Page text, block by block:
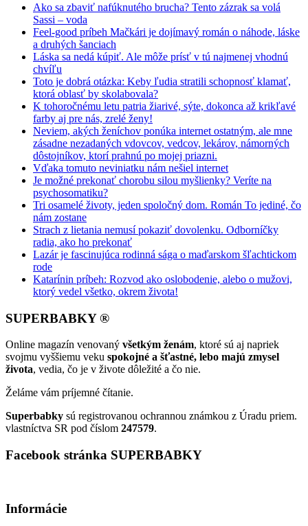
Ako sa zbaviť nafúknutého brucha? Tento zázrak sa volá
Sassi – voda
Feel-good príbeh Mačkári je dojímavý román o náhode, láske
a druhých šanciach
Láska sa nedá kúpiť. Ale môže prísť v tú najmenej vhodnú
chvíľu
Toto je dobrá otázka: Keby ľudia stratili schopnosť klamať,
ktorá oblasť by skolabovala?
K tohoročnému letu patria žiarivé, sýte, dokonca až krikľavé
farby aj pre nás, zrelé ženy!
Neviem, akých ženíchov ponúka internet ostatným, ale mne
zásadne nezadaných vdovcov, vedcov, lekárov, námorných
dôstojníkov, ktorí prahnú po mojej priazni.
Vďaka tomuto neviniatku nám nešiel internet
Je možné prekonať chorobu silou myšlienky? Veríte na
psychosomatiku?
Tri osamelé životy, jeden spoločný dom. Román To jediné, čo
nám zostane
Strach z lietania nemusí pokaziť dovolenku. Odborníčky
radia, ako ho prekonať
Lazár je fascinujúca rodinná sága o maďarskom šľachtickom
rode
Katarínin príbeh: Rozvod ako oslobodenie, alebo o mužovi,
ktorý vedel všetko, okrem života!
SUPERBABKY ®
Online magazín venovaný všetkým ženám, ktoré sú aj napriek
svojmu vyššiemu veku spokojné a šťastné, lebo majú zmysel
života, vedia, čo je v živote dôležité a čo nie.
Želáme vám príjemné čítanie.
Superbabky sú registrovanou ochrannou známkou z Úradu priem.
vlastníctva SR pod číslom 247579.
Facebook stránka SUPERBABKY
Informácie